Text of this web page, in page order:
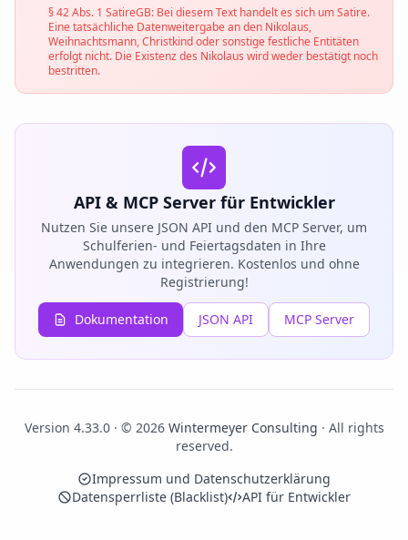
§ 42 Abs. 1 SatireGB: Bei diesem Text handelt es sich um Satire.
Eine tatsächliche Datenweitergabe an den Nikolaus,
Weihnachtsmann, Christkind oder sonstige festliche Entitäten
erfolgt nicht. Die Existenz des Nikolaus wird weder bestätigt noch
bestritten.
API & MCP Server für Entwickler
Nutzen Sie unsere JSON API und den MCP Server, um
Schulferien- und Feiertagsdaten in Ihre
Anwendungen zu integrieren. Kostenlos und ohne
Registrierung!
Dokumentation JSON API MCP Server
Version 4.33.0 · © 2026 Wintermeyer Consulting · All rights
reserved.
Impressum und Datenschutzerklärung
Datensperrliste (Blacklist)
API für Entwickler